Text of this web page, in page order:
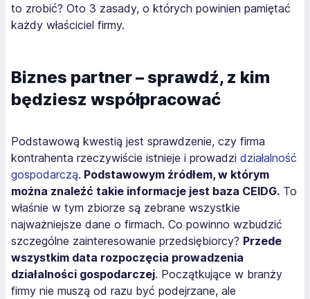
to zrobić? Oto 3 zasady, o których powinien pamiętać
każdy właściciel firmy.
Biznes partner – sprawdź, z kim
będziesz współpracować
Podstawową kwestią jest sprawdzenie, czy firma
kontrahenta rzeczywiście istnieje i prowadzi działalność
gospodarczą. Podstawowym źródłem, w którym
można znaleźć takie informacje jest baza CEIDG. To
właśnie w tym zbiorze są zebrane wszystkie
najważniejsze dane o firmach. Co powinno wzbudzić
szczególne zainteresowanie przedsiębiorcy? Przede
wszystkim data rozpoczęcia prowadzenia
działalności gospodarczej. Początkujące w branży
firmy nie muszą od razu być podejrzane, ale